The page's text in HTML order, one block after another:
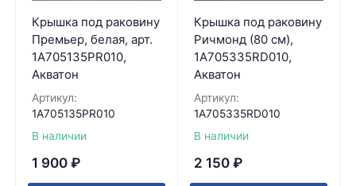
Крышка под раковину
Премьер, белая, арт.
1A705135PR010,
Акватон
Артикул:
1A705135PR010
В наличии
1 900 ₽
Крышка под раковину
Ричмонд (80 см),
1A705335RD010,
Акватон
Артикул:
1A705335RD010
В наличии
2 150 ₽